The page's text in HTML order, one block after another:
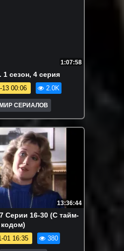
1:07:58
1 сезон, 4 серия
13 00:06 2.0K
СЕРИАЛОВ
13:36:44
Серии 16-30 (С тайм-
кодом)
01 16:35 380